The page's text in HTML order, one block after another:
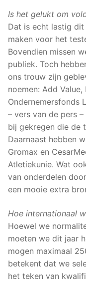
Is het gelukt om
Dat is echt lastig dit
maken voor het
Bovendien missen
publiek. Toch
ons trouw zijn
noemen: Add
Ondernemersfonds
– vers van de pers
bij gekregen die de
Daarnaast hebben
Gromax en
Atletiekunie. Wat
van onderdelen
een mooie extra
Hoe internationaal
Hoewel we
moeten we dit jaar
mogen maximaal
betekent dat we
het teken van